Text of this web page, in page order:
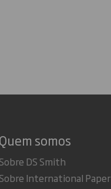
Quem somos
Sobre DS Smith
Sobre International Paper